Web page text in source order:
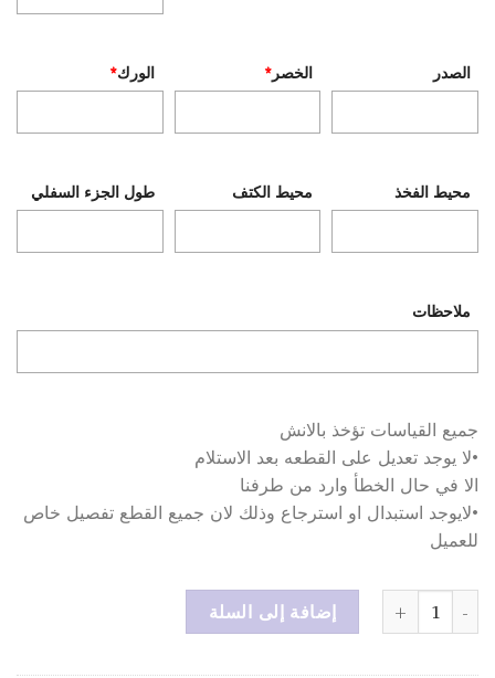
الورك* الخصر* الصدر
طول الجزء السفلي محيط الكتف محيط الفخذ
ملاحظات
جميع القياسات تؤخذ بالانش
•لا يوجد تعديل على القطعه بعد الاستلام
الا في حال الخطأ وارد من طرفنا
•لايوجد استبدال او استرجاع وذلك لان جميع القطع تفصيل خاص
للعميل
إضافة إلى السلة